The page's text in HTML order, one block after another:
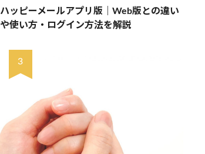
ハッピーメールアプリ版｜Web版との違い
や使い方・ログイン方法を解説